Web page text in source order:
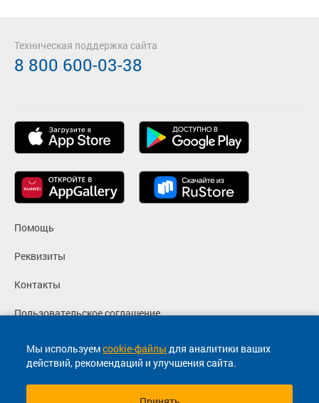
Мы используемcookie-файлы для аналитики ваших
действий, рекомендаций и улучшения сайта.
Помощь
Реквизиты
Контакты
Пользовательское соглашение
Политика конфиденциальности
Согласие на маркетинговые сообщения
Техническая поддержка сайта
8 800 600-03-38